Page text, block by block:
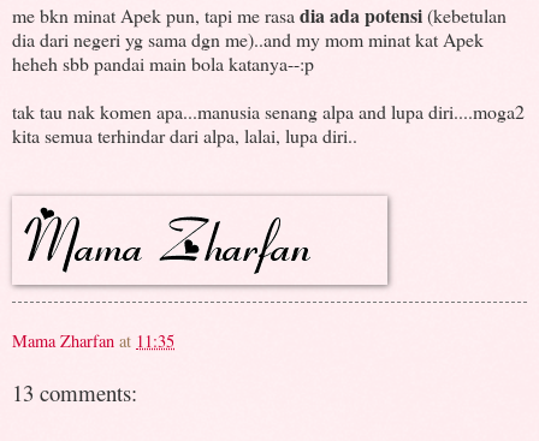
me bkn minat Apek pun, tapi me rasadia ada potensi(kebetulan
dia dari negeri yg sama dgn me)..and my mom minat kat Apek
heheh sbb pandai main bola katanya--:p
tak tau nak komen apa...manusia senang alpa and lupa diri....moga2
kita semua terhindar dari alpa, lalai, lupa diri..
Mama Zharfan at 11:35
13 comments: